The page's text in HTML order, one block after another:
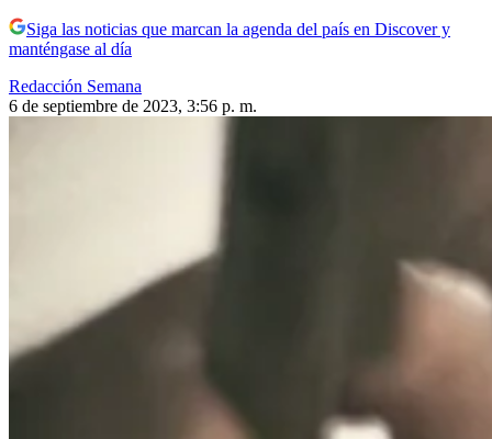
Siga las noticias que marcan la agenda del país en Discover y
manténgase al día
Redacción Semana
6 de septiembre de 2023, 3:56 p. m.